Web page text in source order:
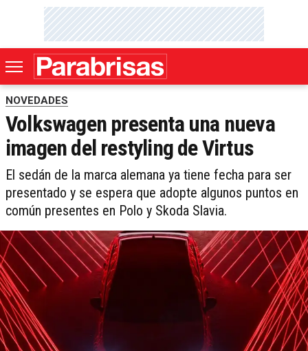
NOVEDADES
Volkswagen presenta una nueva
imagen del restyling de Virtus
El sedán de la marca alemana ya tiene fecha para ser
presentado y se espera que adopte algunos puntos en
común presentes en Polo y Skoda Slavia.